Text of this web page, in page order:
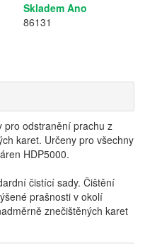
Skladem Ano
86131
pro odstranění prachu z
karet. Určeny pro všechny
HDP5000.
čistící sady. Čištění
prašnosti v okolí
znečištěných karet